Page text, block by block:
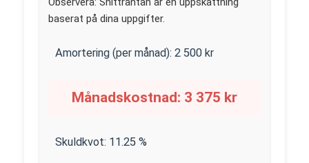
baserat på dina uppgifter.
Amortering (per månad): 2 500 kr
Månadskostnad: 3 375 kr
Skuldkvot: 11.25 %